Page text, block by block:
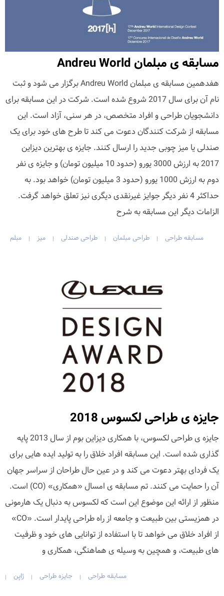
مسابقه ی مبلمان Andreu World
هفدهمین مسابقه ی مبلمان Andreu World برگزار می شود و ثبت
نام آن برای سال 2017 شروع شده است. شرکت در این مسابقه برای
دانشجویان طراحی و افراد متخصص، در هر سنی، آزاد است. این
مسابقه از شرکت کنندگان دعوت می کند تا طرح های خود برای یک
صندلی یا میز چوبی جدید را ارسال کنند. جایزه ی بهترین دیزاین
2017 به ارزش 3000 یورو (حدود 10 میلیون تومان) و جایزه ی نفر
دوم به ارزش 1000 یورو (حدود 3 میلیون تومان) خواهد بود. به
حداکثر 4 نفر دیگر جوایز غیرنقدی دیگری نیز تعلق خواهد گرفت.
الزامات دیگر این مسابقه به شرح
مسابقه طراحی | طراحی مبلمان | طراحی صندلی | میز | مبلم
جایزه ی طراحی لکسوس 2018
جایزه ی طراحی لکسوس، با همکاری دیزاین بوم از سال 2013 پایه
گذاری شده است. این مسابقه افراد خلاق را به تولید ایده هایی برای
یک فردای بهتر دعوت می کند و در عین حال طراحان از سراسر جهان
آن را حمایت می کنند. تم مسابقه ی امسال «همکاری» (CO) است.
منظور از ارائه این موضوع این است که لکسوس به دنبال یک هارمونی
در همزیستی بین طبیعت و جامعه از راه طراحی پایدار است. «CO»
از افراد خلاق می خواهد تا با استفاده از توانایی های خود و ظرفیت
های طبیعت، و همچین به وسیله ی هماهنگی، همکاری و
مسابقه طراحی | جایزه طراحی | ژاپن |